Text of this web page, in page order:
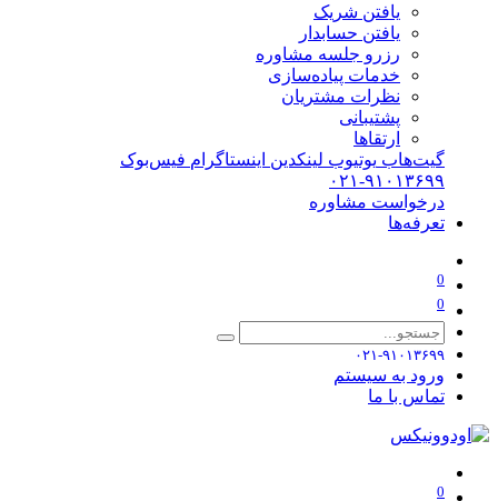
یافتن شریک
یافتن حسابدار
رزرو جلسه مشاوره
خدمات پیاده‌سازی
نظرات مشتریان
پشتیبانی
ارتقاها
گیت‌هاب یوتیوب لینکدین اینستاگرام فیس‌بوک
۰۲۱-۹۱۰۱۳۶۹۹
درخواست مشاوره
تعرفه‌ها
0
0
۰۲۱-۹۱۰۱۳۶۹۹
ورود به سیستم
تماس با ما
0